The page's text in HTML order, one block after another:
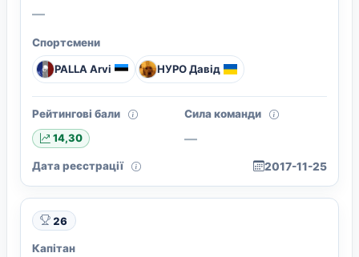
—
Спортсмени
PALLA Arvi НУРО Давід
Рейтингові бали
14,30
Сила команди
—
Дата реєстрації 2017-11-25
26
Капітан